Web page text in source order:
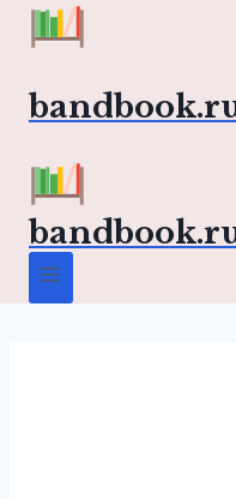
Перейти